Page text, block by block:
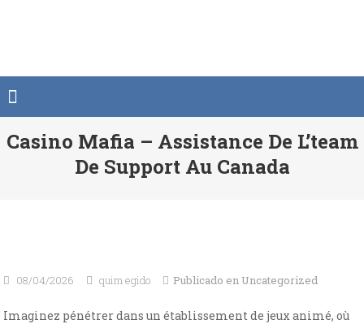
Casino Mafia – Assistance De L’team
De Support Au Canada
08/04/2026 quim egido Publicado en Uncategorized
Imaginez pénétrer dans un établissement de jeux animé, où